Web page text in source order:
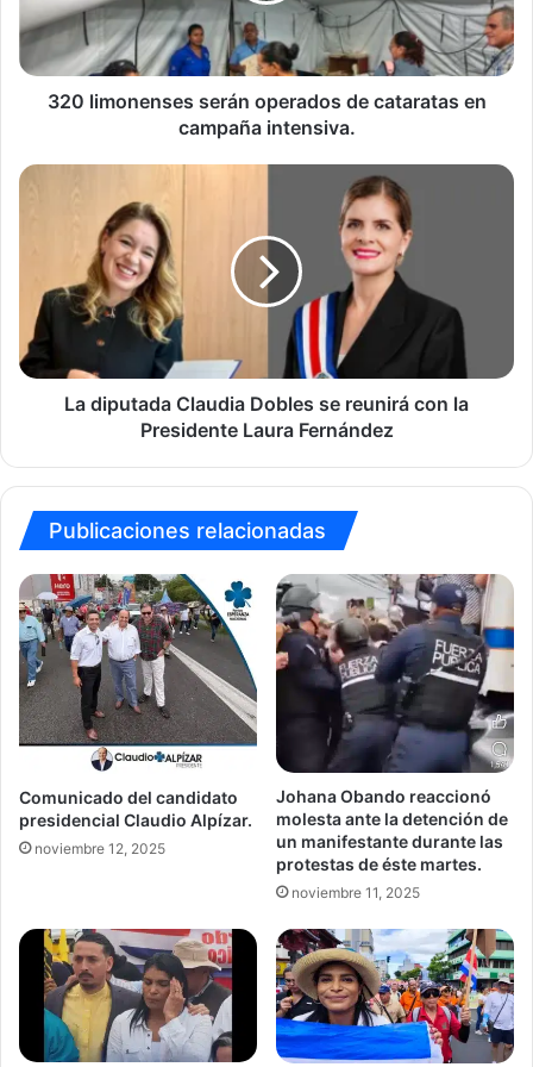
en
campaña
intensiva.
320 limonenses serán operados de cataratas en
campaña intensiva.
La
diputada
reunirá
con
la
Presidente
La diputada Claudia Dobles se reunirá con la
Presidente Laura Fernández
Publicaciones relacionadas
Comunicado del candidato
presidencial Claudio Alpízar.
noviembre 12, 2025
Johana Obando reaccionó
molesta ante la detención de
un manifestante durante las
protestas de éste martes.
noviembre 11, 2025